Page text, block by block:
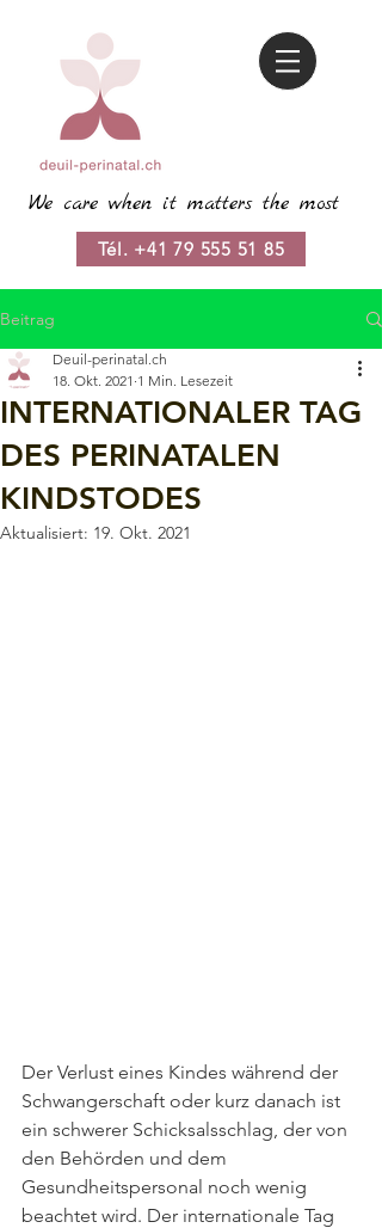
We care when it matters the most
Tél. +41 79 555 51 85
Beitrag
INTERNATIONALER TAG
DES PERINATALEN
KINDSTODES
Deuil-perinatal.ch
18. Okt. 2021 1 Min. Lesezeit
Aktualisiert: 19. Okt. 2021
Der Verlust eines Kindes während der
Schwangerschaft oder kurz danach ist
ein schwerer Schicksalsschlag, der von
den Behörden und dem
Gesundheitspersonal noch wenig
beachtet wird. Der internationale Tag